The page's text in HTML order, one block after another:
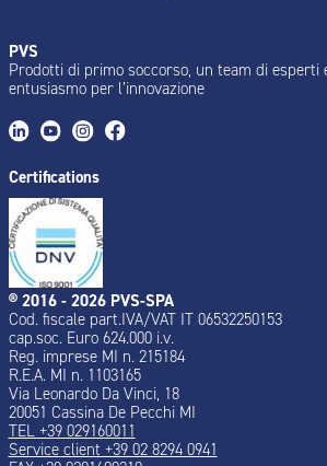
PVS
Prodotti di primo soccorso, un team di esperti
entusiasmo per l’innovazione
Certifications
® 2016 - 2026 PVS-SPA
Cod. fiscale part.IVA/VAT IT 06532250153
cap.soc. Euro 624.000 i.v.
Reg. imprese MI n. 215184
R.E.A. MI n. 1103165
Via Leonardo Da Vinci, 18
20051 Cassina De Pecchi MI
TEL +39 029160011
Service client +39 02 8294 0941